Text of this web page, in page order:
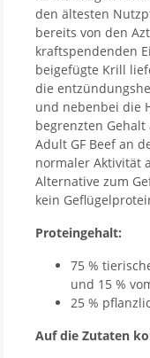
den ältesten
bereits von den
kraftspendenden
beigefügte Krill
die
und nebenbei die
begrenzten Gehalt
Adult GF Beef an
normaler Aktivität
Alternative zum
kein
Proteingehalt:
75 %
und 15 %
25 %
Auf die Zutaten